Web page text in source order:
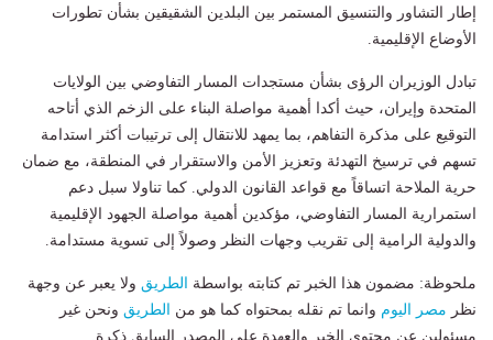
إطار التشاور والتنسيق المستمر بين البلدين الشقيقين بشأن تطورات
الأوضاع الإقليمية.
تبادل الوزيران الرؤى بشأن مستجدات المسار التفاوضي بين الولايات
المتحدة وإيران، حيث أكدا أهمية مواصلة البناء على الزخم الذي أتاحه
التوقيع على مذكرة التفاهم، بما يمهد للانتقال إلى ترتيبات أكثر استدامة
تسهم في ترسيخ التهدئة وتعزيز الأمن والاستقرار في المنطقة، مع ضمان
حرية الملاحة اتساقاً مع قواعد القانون الدولي. كما تناولا سبل دعم
استمرارية المسار التفاوضي، مؤكدين أهمية مواصلة الجهود الإقليمية
والدولية الرامية إلى تقريب وجهات النظر وصولاً إلى تسوية مستدامة.
ملحوظة: مضمون هذا الخبر تم كتابته بواسطة الطريق ولا يعبر عن وجهة
نظر مصر اليوم وانما تم نقله بمحتواه كما هو من الطريق ونحن غير
مسئولين عن محتوى الخبر والعهدة علي المصدر السابق ذكرة.